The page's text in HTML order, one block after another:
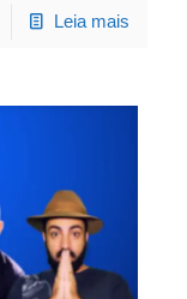
Leia mais